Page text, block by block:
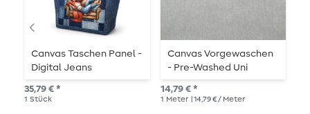
Canvas Taschen Panel -
Digital Jeans
35,79 € *
1 Stück
Canvas Vorgewaschen
- Pre-Washed Uni
Melange Grau
14,79 € *
1 Meter | 14,79 € / Meter